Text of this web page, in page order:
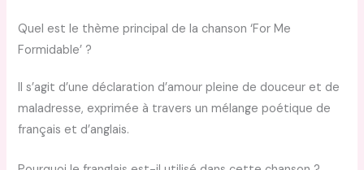
Quel est le thème principal de la chanson ‘For Me
Formidable’ ?
Il s’agit d’une déclaration d’amour pleine de douceur et de
maladresse, exprimée à travers un mélange poétique de
français et d’anglais.